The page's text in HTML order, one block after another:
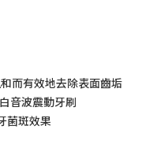
而有效地去除表面齒垢
音波震動牙刷
菌斑效果